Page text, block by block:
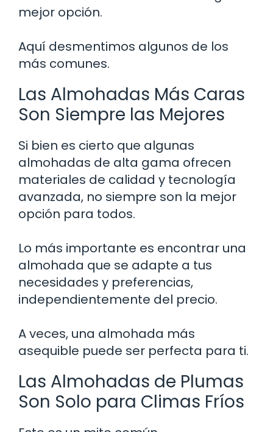
mejor opción.
Aquí desmentimos algunos de los
más comunes.
Las Almohadas Más Caras
Son Siempre las Mejores
Si bien es cierto que algunas
almohadas de alta gama ofrecen
materiales de calidad y tecnología
avanzada, no siempre son la mejor
opción para todos.
Lo más importante es encontrar una
almohada que se adapte a tus
necesidades y preferencias,
independientemente del precio.
A veces, una almohada más
asequible puede ser perfecta para ti.
Las Almohadas de Plumas
Son Solo para Climas Fríos